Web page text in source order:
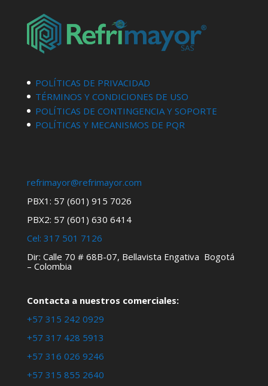
POLÍTICAS DE PRIVACIDAD
TÉRMINOS Y CONDICIONES DE USO
POLÍTICAS DE CONTINGENCIA Y SOPORTE
POLÍTICAS Y MECANISMOS DE PQR
refrimayor@refrimayor.com
PBX1: 57 (601) 915 7026
PBX2: 57 (601) 630 6414
Cel: 317 501 7126
Dir: Calle 70 # 68B-07, Bellavista Engativa Bogotá
– Colombia
Contacta a nuestros comerciales:
+57 315 242 0929
+57 317 428 5913
+57 316 026 9246
+57 315 855 2640